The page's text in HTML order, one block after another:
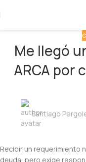
Me llegó
ARCA por
Santiago
Recibir un requerimiento
deuda, pero exige